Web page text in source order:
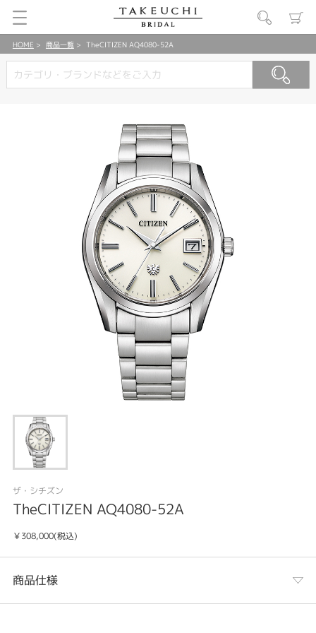
HOME 商品一覧 TheCITIZEN AQ4080-52A
ザ・シチズン
TheCITIZEN AQ4080-52A
￥308,000(税込)
商品仕様